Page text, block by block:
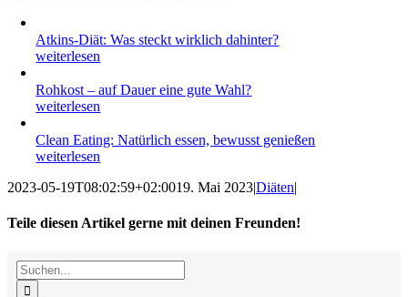
Atkins-Diät: Was steckt wirklich dahinter?
weiterlesen
Rohkost – auf Dauer eine gute Wahl?
weiterlesen
Clean Eating: Natürlich essen, bewusst genießen
weiterlesen
2023-05-19T08:02:59+02:0019. Mai 2023|Diäten|
Teile diesen Artikel gerne mit deinen Freunden!
Facebook
XReddit
LinkedIn
WhatsApp
Tumblr
Pinterest
Vk
E-
Mail
Suche
nach: